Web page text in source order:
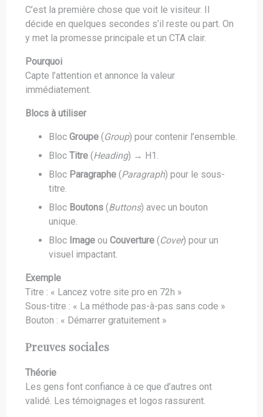
C’est la première chose que voit le visiteur. Il
décide en quelques secondes s’il reste ou part. On
y met la promesse principale et un CTA clair.
Pourquoi
Capte l’attention et annonce la valeur
immédiatement.
Blocs à utiliser
BlocGroupe (Group) pour contenir l’ensemble.
BlocTitre (Heading) → H1.
Bloc Paragraphe (Paragraph) pour le sous-
titre.
Bloc Boutons (Buttons) avec un bouton
unique.
Bloc Image ouCouverture (Cover) pour un
visuel impactant.
Exemple
Titre : « Lancez votre site pro en 72h »
Sous-titre : « La méthode pas-à-pas sans code »
Bouton : « Démarrer gratuitement »
Preuves sociales
Théorie
Les gens font confiance à ce que d’autres ont
validé. Les témoignages et logos rassurent.